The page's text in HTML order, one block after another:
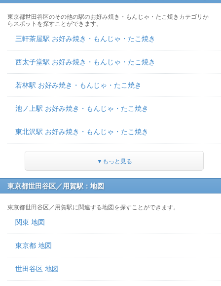
東京都世田谷区のその他の駅のお好み焼き・もんじゃ・たこ焼きカテゴリか
らスポットを探すことができます。
三軒茶屋駅 お好み焼き・もんじゃ・たこ焼き
西太子堂駅 お好み焼き・もんじゃ・たこ焼き
若林駅 お好み焼き・もんじゃ・たこ焼き
池ノ上駅 お好み焼き・もんじゃ・たこ焼き
東北沢駅 お好み焼き・もんじゃ・たこ焼き
▼もっと見る
東京都世田谷区／用賀駅：地図
東京都世田谷区／用賀駅に関連する地図を探すことができます。
関東 地図
東京都 地図
世田谷区 地図